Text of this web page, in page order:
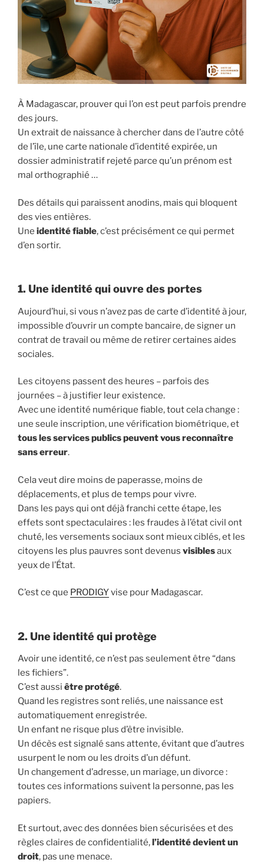
À Madagascar, prouver qui l’on est peut parfois prendre
des jours.
Un extrait de naissance à chercher dans de l’autre côté
de l’île, une carte nationale d’identité expirée, un
dossier administratif rejeté parce qu’un prénom est
mal orthographié …
Des détails qui paraissent anodins, mais qui bloquent
des vies entières.
Une identité fiable, c’est précisément ce qui permet
d’en sortir.
1. Une identité qui ouvre des portes
Aujourd’hui, si vous n’avez pas de carte d’identité à jour,
impossible d’ouvrir un compte bancaire, de signer un
contrat de travail ou même de retirer certaines aides
sociales.
Les citoyens passent des heures – parfois des
journées – à justifier leur existence.
Avec une identité numérique fiable, tout cela change :
une seule inscription, une vérification biométrique, et
tous les services publics peuvent vous reconnaître
sans erreur.
Cela veut dire moins de paperasse, moins de
déplacements, et plus de temps pour vivre.
Dans les pays qui ont déjà franchi cette étape, les
effets sont spectaculaires : les fraudes à l’état civil ont
chuté, les versements sociaux sont mieux ciblés, et les
citoyens les plus pauvres sont devenus visiblesaux
yeux de l’État.
C’est ce que PRODIGYvise pour Madagascar.
2. Une identité qui protège
Avoir une identité, ce n’est pas seulement être “dans
les fichiers”.
C’est aussi être protégé.
Quand les registres sont reliés, une naissance est
automatiquement enregistrée.
Un enfant ne risque plus d’être invisible.
Un décès est signalé sans attente, évitant que d’autres
usurpent le nom ou les droits d’un défunt.
Un changement d’adresse, un mariage, un divorce :
toutes ces informations suivent la personne, pas les
papiers.
Et surtout, avec des données bien sécurisées et des
règles claires de confidentialité,l’identité devient un
droit, pas une menace.